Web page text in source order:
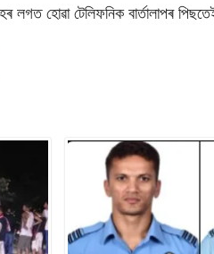
লগত হোৱা টেলিফনিক বাৰ্তালাপৰ